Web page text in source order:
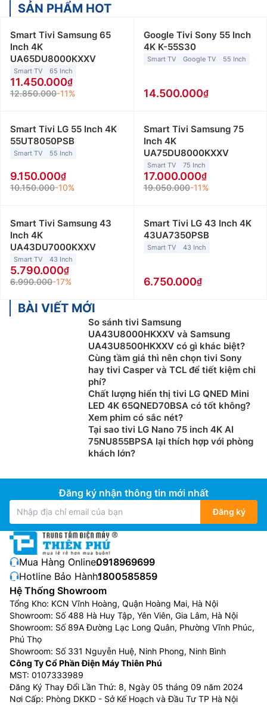
Chọn mua theo độ phân giải:
giải như HD, Full HD, 2K, 4K, 8K,… Độ phân giải của
màn hình tivi càng lớn thì chất lượng hình ảnh sẽ càng
rõ nét. Tuy nhiên, bạn cần lưu ý độ phân giải cao sẽ
hiệu quả nhất đối với màn hình có kích thước lớn, còn
với màn hình nhỏ sẽ không có quá nhiều khác biệt.
nhiều loại tivi khác nhau thiết kế sang trọng và bắt
mắt. Tùy vào nhu cầu sử dụng và điều kiện lắp đặt
thực tế mà người dùng có thể chọn tivi màn hình
phẳng treo tường, hoặc để bàn. Ngoài ra, còn có một
số model được thiết kế đặc biệt như dòngtivi khung
Chọn mua theo hệ điều hành:Các sản phẩm tivi hiện
nay đều hỗ trợ các công nghệ thông minh và tùy vào
từng hãng sản xuất mà lại có một hệ điều hành riêng
biệt. Ví dụ:Tivi LG
thường sử dụng hệ điều hành
tivi Sony sử dụng hệ điều hành Android hoặc Google
TV. Ngoài ra, còn có các hệ điều hành khác như Linux,
Vidaa thường được trang bị trên những thương hiệu
Chọn mua theo thương hiệu:Trên thị trường hiện nay,
có rất nhiều thương hiệu tivi chính hãng nổi tiếng, có
mẫu mã đa dạng, chất lượng tốt và bền bỉ. Một số
hãng tivi được ưa chuộng có thể kể đến như: Sony,
Samsung, LG, Casper, TCL, Xiaomi… Mỗi hãng sẽ có
phong cách thiết kế, kiểu dáng và công nghệ khác
nhau. Tùy thuộc vào sở thích, nhu cầu sử dụng thực tế
Thương hiệu tivi đang kinh doanh tại Điện
máy Thiên Phú
Tivi Samsung
Samsung là thương hiệu tivi hàng đầu đến từ Hàn
Quốc với thiết kế hiện đại, đa dạng mẫu mã, công
nghệ phù hợp với thị hiếu của đa số người tiêu dùng
hiện nay. Các dòng tivi Samsungđược nhiều khách
hàng yêu thích: Samsung qled, samsung lifestyle… Đặc
biệt, từ năm 2025 Samsung đã tích hợp công nghệ trí
thông minh nhân tạo AI cho hầu hết các model tivi ,
giúp chọn lọc và giảm thiểu đáng kể tình trạng nhiễu
hạt, mang đến hình ảnh sắc nét hoàn hảo.
SẢN PHẨM HOT
Smart Tivi Samsung 65
Inch 4K
UA65DU8000KXXV
Smart TV 65 Inch
11.450.000
12.850.000-11%
Google Tivi Sony 55 Inch
4K K-55S30
Smart TV Google TV 55 Inch
14.500.000
Smart Tivi LG 55 Inch 4K
55UT8050PSB
Smart TV 55 Inch
9.150.000
10.150.000-10%
Smart Tivi Samsung 75
Inch 4K
UA75DU8000KXXV
Smart TV 75 Inch
17.000.000
19.050.000-11%
Smart Tivi Samsung 43
Inch 4K
UA43DU7000KXXV
Smart TV 43 Inch
5.790.000
6.990.000-17%
Smart Tivi LG 43 Inch 4K
43UA7350PSB
Smart TV 43 Inch
6.750.000
BÀI VIẾT MỚI
So sánh tivi Samsung
UA43U8000HKXXV và Samsung
UA43U8500HKXXV có gì khác biệt?
Cùng tầm giá thì nên chọn tivi Sony
hay tivi Casper và TCL để tiết kiệm chi
phí?
Chất lượng hiển thị tivi LG QNED Mini
LED 4K 65QNED70BSA có tốt không?
Xem phim có sắc nét?
Tại sao tivi LG Nano 75 inch 4K AI
75NU855BPSA lại thích hợp với phòng
khách lớn?
Đăng ký nhận thông tin mới nhất
Đăng ký
Mua Hàng Online:0918969699
Hotline Bảo Hành:1800585859
Hệ Thống Showroom
Tổng Kho: KCN Vĩnh Hoàng, Quận Hoàng Mai, Hà Nội
Showroom: Số 488 Hà Huy Tập, Yên Viên, Gia Lâm, Hà Nội
Showroom: Số 89A Đường Lạc Long Quân, Phường Vĩnh Phúc,
Phú Thọ
Showroom: Số 331 Nguyễn Huệ, Ninh Phong, Ninh Bình
Công Ty Cổ Phần Điện Máy Thiên Phú
MST: 0107333989
Đăng Ký Thay Đổi Lần Thứ: 8, Ngày 05 tháng 09 năm 2024
Nơi Cấp: Phòng DKKD - Sở Kế Hoạch và Đầu Tư TP Hà Nội